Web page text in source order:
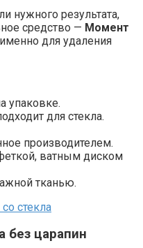
нужного результата,
средство — Момент
для удаления
упаковке.
для стекла.
производителем.
ватным диском
тканью.
без царапин